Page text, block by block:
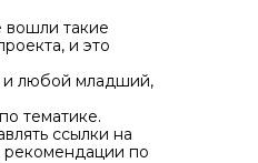
такие
и это
и любой младший,
тематике.
ссылки на
рекомендации по